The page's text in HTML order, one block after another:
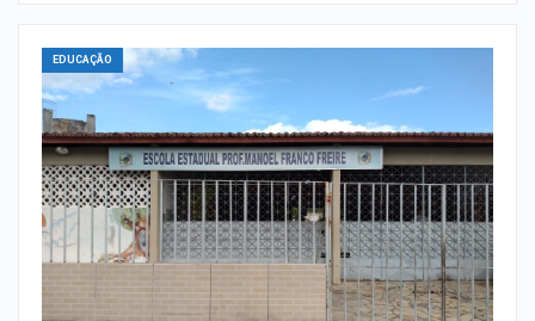
EDUCAÇÃO